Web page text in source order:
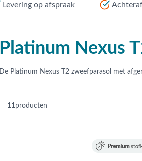
Levering op afspraak
Platinum Nexus
11producten